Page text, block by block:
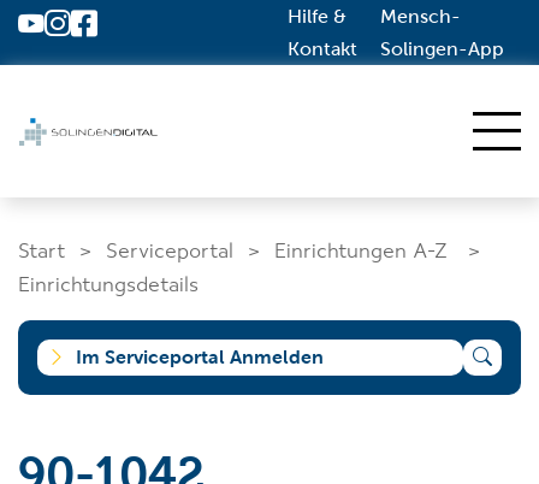
Zum Hauptinhalt springen
Hilfe &
Kontakt
Mensch-
Solingen-App
Dienstleistungen A-Z
Solingen.de
Start Serviceportal
Einrichtungen A-Z
Einrichtungsdetails
Im Serviceportal Anmelden
Was suchen Sie?